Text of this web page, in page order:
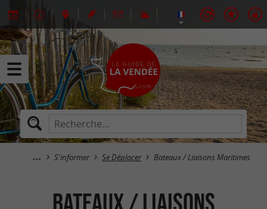
S'informer Se Déplacer Bateaux / Liaisons Maritimes
Bateaux / Liaisons